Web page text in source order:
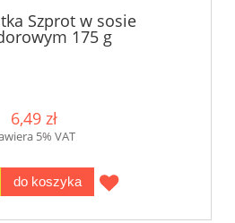
Szprot w sosie
175 g
6,49 zł
5% VAT
do koszyka